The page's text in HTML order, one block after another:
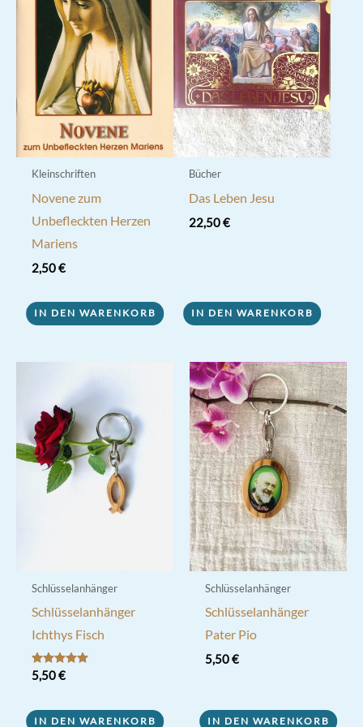
Kleinschriften
Novene zum
Unbefleckten Herzen
Mariens
2,50€
IN DEN WARENKORB
Bücher
Das Leben Jesu
22,50€
IN DEN WARENKORB
Schlüsselanhänger
Schlüsselanhänger
Ichthys Fisch
Bewertet mit
5.00
5,50€
IN DEN WARENKORB
Schlüsselanhänger
Schlüsselanhänger
Pater Pio
5,50€
IN DEN WARENKORB